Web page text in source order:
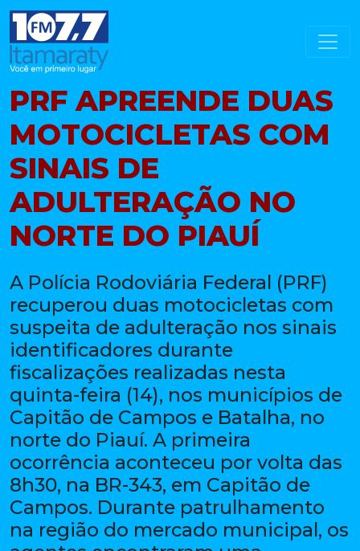
PRF APREENDE DUAS
MOTOCICLETAS COM
SINAIS DE
ADULTERAÇÃO NO
NORTE DO PIAUÍ
A Polícia Rodoviária Federal (PRF)
recuperou duas motocicletas com
suspeita de adulteração nos sinais
identificadores durante
fiscalizações realizadas nesta
quinta-feira (14), nos municípios de
Capitão de Campos e Batalha, no
norte do Piauí. A primeira
ocorrência aconteceu por volta das
8h30, na BR-343, em Capitão de
Campos. Durante patrulhamento
na região do mercado municipal, os